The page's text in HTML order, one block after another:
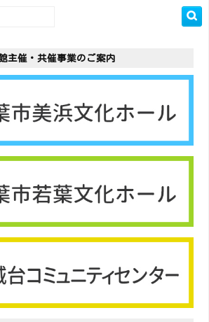
主催・共催事業のご案内